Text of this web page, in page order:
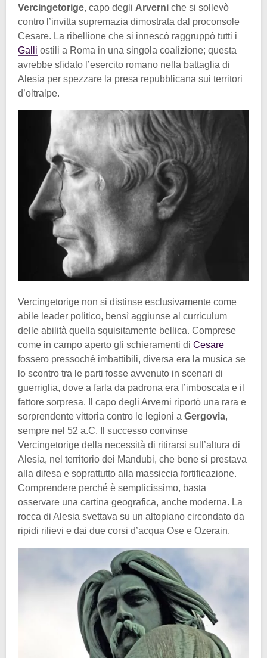
Vercingetorige, capo degli Arverni che si sollevò
contro l’invitta supremazia dimostrata dal proconsole
Cesare. La ribellione che si innescò raggruppò tutti i
Galli ostili a Roma in una singola coalizione; questa
avrebbe sfidato l’esercito romano nella battaglia di
Alesia per spezzare la presa repubblicana sui territori
d’oltralpe.
Vercingetorige non si distinse esclusivamente come
abile leader politico, bensì aggiunse al curriculum
delle abilità quella squisitamente bellica. Comprese
come in campo aperto gli schieramenti di Cesare
fossero pressoché imbattibili, diversa era la musica se
lo scontro tra le parti fosse avvenuto in scenari di
guerriglia, dove a farla da padrona era l’imboscata e il
fattore sorpresa. Il capo degli Arverni riportò una rara e
sorprendente vittoria contro le legioni a Gergovia,
sempre nel 52 a.C. Il successo convinse
Vercingetorige della necessità di ritirarsi sull’altura di
Alesia, nel territorio dei Mandubi, che bene si prestava
alla difesa e soprattutto alla massiccia fortificazione.
Comprendere perché è semplicissimo, basta
osservare una cartina geografica, anche moderna. La
rocca di Alesia svettava su un altopiano circondato da
ripidi rilievi e dai due corsi d’acqua Ose e Ozerain.